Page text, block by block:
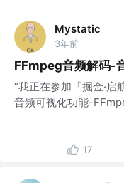
Mystatic
3年前
FFmpeg音频解码-
“我正在参加「掘金·
音频可视化功能-
17